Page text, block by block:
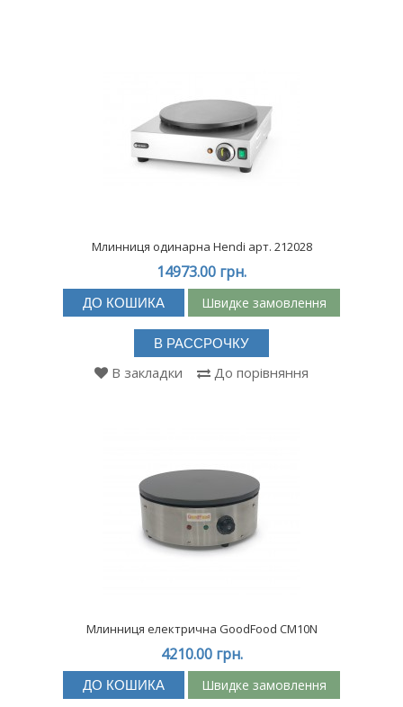
Млинниця одинарна Hendi арт. 212028
14973.00 грн.
ДО КОШИКА Швидке замовлення
В РАССРОЧКУ
В закладки До порівняння
Млинниця електрична GoodFood CM10N
4210.00 грн.
ДО КОШИКА Швидке замовлення